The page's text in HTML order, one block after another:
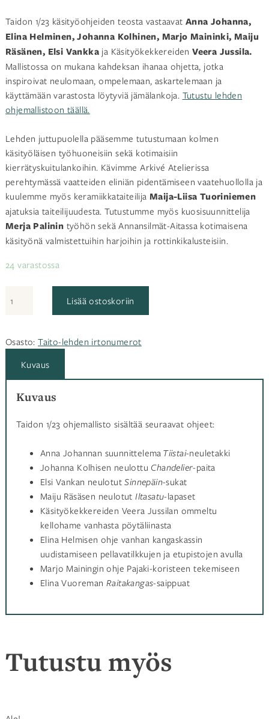
Taidon 1/23 käsityöohjeiden teosta vastaavat Anna Johanna,
Elina Helminen, Johanna Kolhinen, Marjo Maininki, Maiju
Räsänen, Elsi Vankka ja Käsityökekkereiden Veera Jussila.
Mallistossa on mukana kahdeksan ihanaa ohjetta, jotka
inspiroivat neulomaan, ompelemaan, askartelemaan ja
käyttämään varastosta löytyviä jämälankoja. Tutustu lehden
ohjemallistoon täällä.
Lehden juttupuolella pääsemme tutustumaan kolmen
käsityöläisen työhuoneisiin sekä kotimaisiin
kierrätyskuitulankoihin. Kävimme Arkivé Atelierissa
perehtymässä vaatteiden eliniän pidentämiseen vaatehuollolla ja
kuulemme myös keramiikkataiteilija Maija-Liisa Tuoriniemen
ajatuksia taiteilijuudesta. Tutustumme myös kuosisuunnittelija
Merja Palinin työhön sekä Annansilmät-Aitassa kotimaisena
käsityönä valmistettuihin harjoihin ja rottinkikalusteisiin.
24 varastossa
1/23
Lisää ostoskoriin
Osasto:Taito-lehden irtonumerot
Kuvaus
Kuvaus
Taidon 1/23 ohjemallisto sisältää seuraavat ohjeet:
Anna Johannan suunnittelema Tiistai-neuletakki
Johanna Kolhisen neulottu Chandelier-paita
Elsi Vankan neulotutSinnepäin-sukat
Maiju Räsäsen neulotutIltasatu-lapaset
Käsityökekkereiden Veera Jussilan ommeltu
kellohame vanhasta pöytäliinasta
Elina Helmisen ohje vanhan kangaskassin
uudistamiseen pellavatilkkujen ja etupistojen avulla
Marjo Mainingin ohje Pajaki-koristeen tekemiseen
Elina Vuoreman Raitakangas-saippuat
Tutustu myös